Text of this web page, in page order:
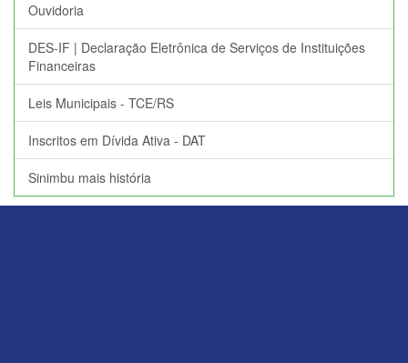
Ouvidoria
DES-IF | Declaração Eletrônica de Serviços de Instituições
Financeiras
Leis Municipais - TCE/RS
Inscritos em Dívida Ativa - DAT
Sinimbu mais história